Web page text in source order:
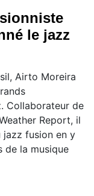
le jazz
Airto Moreira
Collaborateur de
Report, il
jazz fusion en y
de la musique